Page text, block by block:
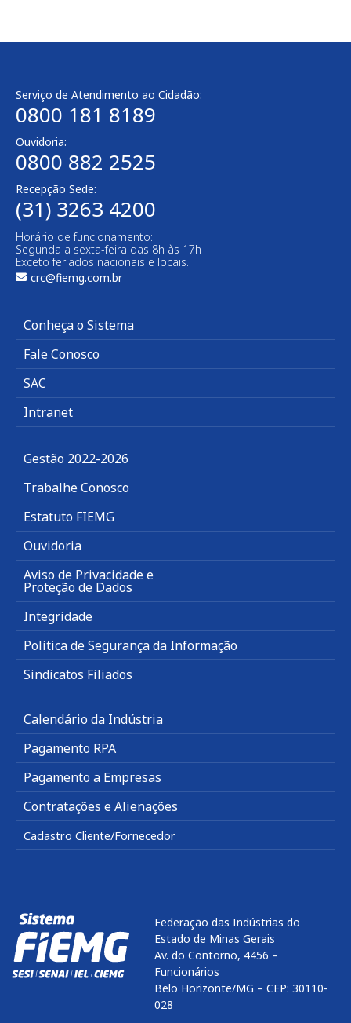
Serviço de Atendimento ao Cidadão:
0800 181 8189
Ouvidoria:
0800 882 2525​
Recepção Sede:
(31) 3263 4200
Horário de funcionamento:
Segunda a sexta-feira das 8h às 17h
Exceto feriados nacionais e locais.
crc@fiemg.com.br
Conheça o Sistema
Fale Conosco
SAC
Intranet
Gestão 2022-2026
Trabalhe Conosco
Estatuto FIEMG
Ouvidoria
Aviso de Privacidade e
Proteção de Dados
Integridade
Política de Segurança da Informação
Sindicatos Filiados
Calendário da Indústria
Pagamento RPA
Pagamento a Empresas
Contratações e Alienações
Cadastro Cliente/Fornecedor
Federação das Indústrias do
Estado de Minas Gerais
Av. do Contorno, 4456 –
Funcionários
Belo Horizonte/MG – CEP: 30110-
028